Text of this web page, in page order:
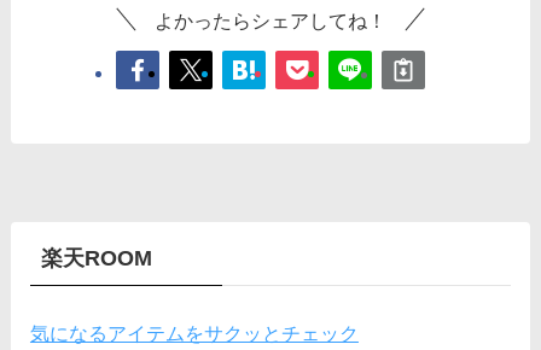
よかったらシェアしてね！
楽天ROOM
気になるアイテムをサクッとチェック